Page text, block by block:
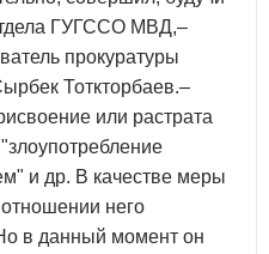
ГУГССО МВД,–
прокуратуры
Тоткторбаев.–
или растрата
и др. В качестве меры
него
в данный момент он